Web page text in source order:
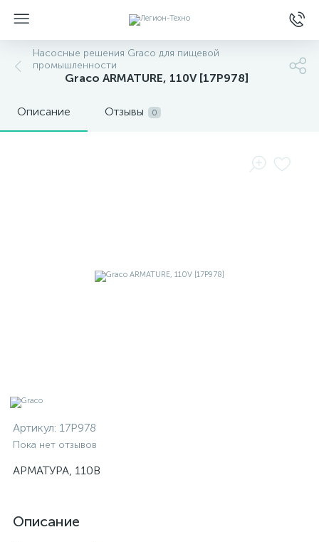
Насосные решения Graco для пищевой
промышленности
Graco ARMATURE, 110V [17P978]
Описание Отзывы 0
Артикул: 17P978
Пока нет отзывов
АРМАТУРА, 110В
Описание